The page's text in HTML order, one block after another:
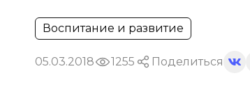
Воспитание и развитие
05.03.2018 1255 Поделиться